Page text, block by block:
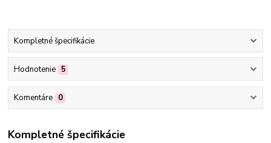
Kompletné špecifikácie
Hodnotenie 5
Komentáre 0
Kompletné špecifikácie